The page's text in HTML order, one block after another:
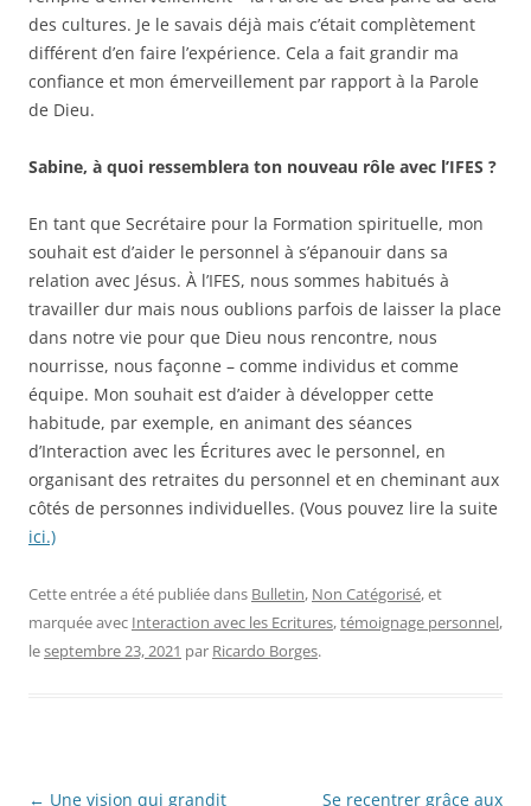
des cultures. Je le savais déjà mais c’était complètement
différent d’en faire l’expérience. Cela a fait grandir ma
confiance et mon émerveillement par rapport à la Parole
de Dieu.
Sabine, à quoi ressemblera ton nouveau rôle avec l’IFES ?
En tant que Secrétaire pour la Formation spirituelle, mon
souhait est d’aider le personnel à s’épanouir dans sa
relation avec Jésus. À l’IFES, nous sommes habitués à
travailler dur mais nous oublions parfois de laisser la place
dans notre vie pour que Dieu nous rencontre, nous
nourrisse, nous façonne – comme individus et comme
équipe. Mon souhait est d’aider à développer cette
habitude, par exemple, en animant des séances
d’Interaction avec les Écritures avec le personnel, en
organisant des retraites du personnel et en cheminant aux
côtés de personnes individuelles. (Vous pouvez lire la suite
ici.)
Cette entrée a été publiée dans Bulletin, Non Catégorisé, et
marquée avec Interaction avec les Ecritures,témoignage personnel,
leseptembre 23, 2021 par Ricardo Borges.
Navigation
← Une vision qui grandit
Se recentrer grâce aux